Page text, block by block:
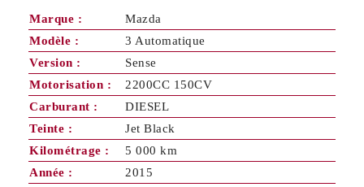
Marque :
Mazda
Modèle :
3 Automatique
Version :
Sense
Motorisation :
2200CC 150CV
Carburant :
DIESEL
Teinte :
Jet Black
Kilométrage :
5 000 km
Année :
2015